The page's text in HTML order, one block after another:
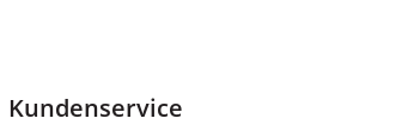
Kundenservice